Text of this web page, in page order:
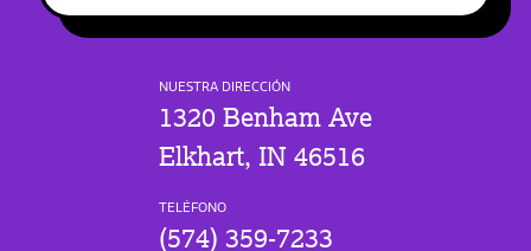
NUESTRA DIRECCIÓN
1320 Benham Ave
Elkhart, IN 46516
TELÉFONO
(574) 359-7233